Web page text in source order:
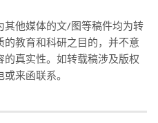
他媒体的文/图等稿件均为转
教育和科研之目的，并不意
真实性。如转载稿涉及版权
来函联系。